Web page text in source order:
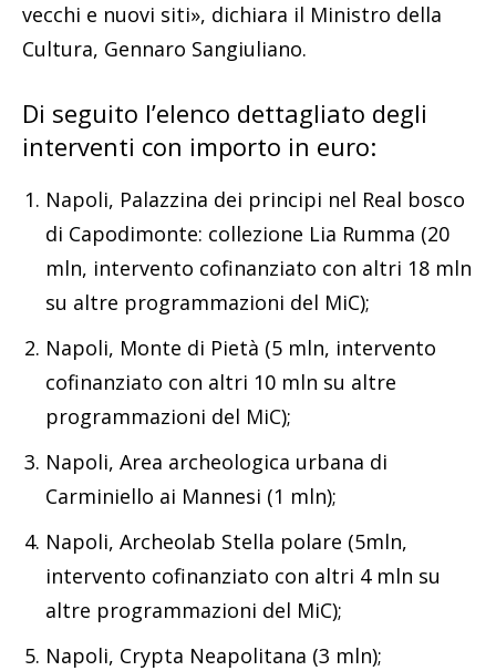
vecchi e nuovi siti», dichiara il Ministro della
Cultura, Gennaro Sangiuliano.
Di seguito l’elenco dettagliato degli
interventi con importo in euro:
Napoli, Palazzina dei principi nel Real bosco
di Capodimonte: collezione Lia Rumma (20
mln, intervento cofinanziato con altri 18 mln
su altre programmazioni del MiC);
Napoli, Monte di Pietà (5 mln, intervento
cofinanziato con altri 10 mln su altre
programmazioni del MiC);
Napoli, Area archeologica urbana di
Carminiello ai Mannesi (1 mln);
Napoli, Archeolab Stella polare (5mln,
intervento cofinanziato con altri 4 mln su
altre programmazioni del MiC);
Napoli, Crypta Neapolitana (3 mln);